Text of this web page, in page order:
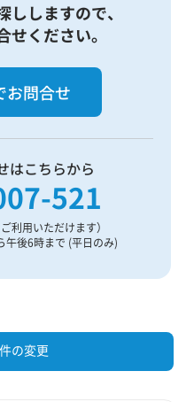
しますので、
せください。
お問合せ
はこちらから
521
利用いただけます）
午後6時まで (平日のみ)
の変更